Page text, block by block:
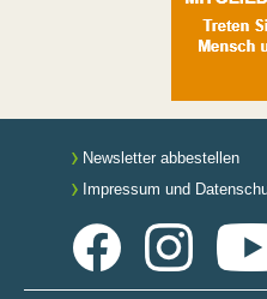
Newsletter abbestellen
Impressum und